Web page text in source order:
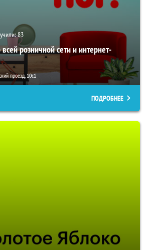
83
розничной сети и интернет-
проезд, 10с1
ПОДРОБНЕЕ